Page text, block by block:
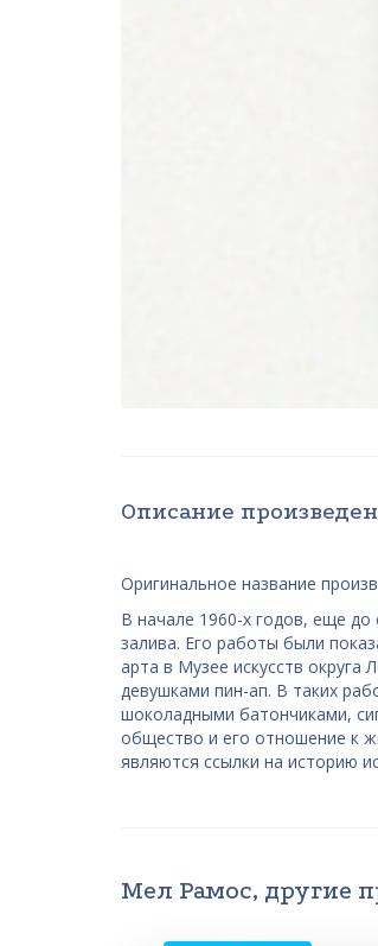
Описание
Оригинальное название
В начале 1960-х годов, еще до
залива. Его работы были
арта в Музее искусств
девушками пин-ап. В таких
шоколадными батончиками,
общество и его отношение к
являются ссылки на историю
Мел Рамос, другие